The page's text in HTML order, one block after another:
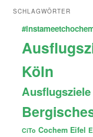
SCHLAGWÖRTER
Köln
CiTo Cochem Eifel